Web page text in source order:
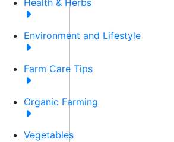
Health & Herbs
Environment and Lifestyle
Farm Care Tips
Organic Farming
Vegetables